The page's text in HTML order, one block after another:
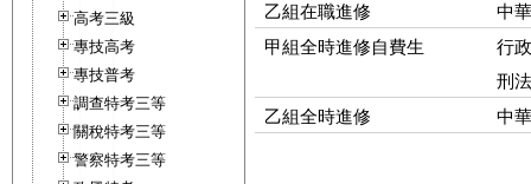
高考三級
專技高考
專技普考
調查特考三等
關稅特考三等
警察特考三等
乙組在職進修
中
甲組全時進修自費生
行
刑法
乙組全時進修
中